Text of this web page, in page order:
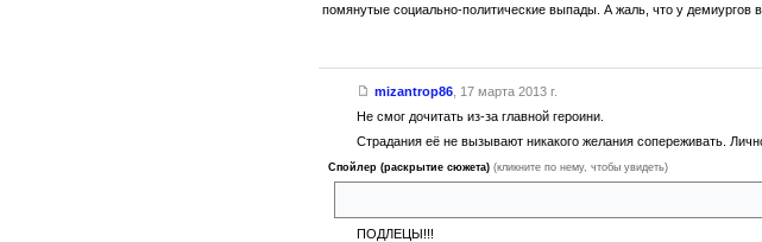
помянутые социально-политические выпады. А жаль, что у демиургов
mizantrop86, 17 марта 2013 г.
Не смог дочитать из-за главной героини.
Страдания её не вызывают никакого желания сопереживать.
Спойлер (раскрытие сюжета) (кликните по нему, чтобы увидеть)
ПОДЛЕЦЫ!!!